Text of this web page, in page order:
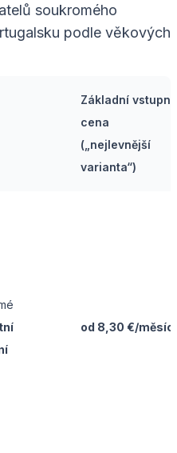
soukromého
podle věkových
Základní vstupní
cena
(„nejlevnější
varianta“)
od 8,30 €/měsíc